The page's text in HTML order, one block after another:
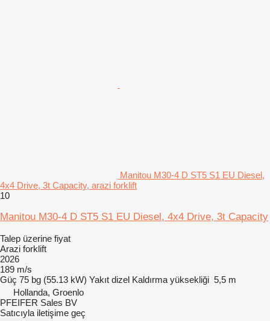
Manitou M30-4 D ST5 S1 EU Diesel,
4x4 Drive, 3t Capacity, arazi forklift
10
Manitou M30-4 D ST5 S1 EU Diesel, 4x4 Drive, 3t Capacity
Talep üzerine fiyat
Arazi forklift
2026
189 m/s
Güç 75 bg (55.13 kW) Yakıt dizel Kaldırma yüksekliği 5,5 m
Hollanda, Groenlo
PFEIFER Sales BV
Satıcıyla iletişime geç